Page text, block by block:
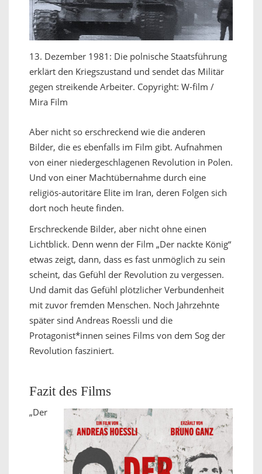
13. Dezember 1981: Die polnische Staatsführung
erklärt den Kriegszustand und sendet das Militär
gegen streikende Arbeiter. Copyright: W-film /
Mira Film
Aber nicht so erschreckend wie die anderen
Bilder, die es ebenfalls im Film gibt. Aufnahmen
von einer niedergeschlagenen Revolution in Polen.
Und von einer Machtübernahme durch eine
religiös-autoritäre Elite im Iran, deren Folgen sich
dort noch heute finden.
Erschreckende Bilder, aber nicht ohne einen
Lichtblick. Denn wenn der Film „Der nackte König“
etwas zeigt, dann, dass es fast unmöglich zu sein
scheint, das Gefühl der Revolution zu vergessen.
Und damit das Gefühl plötzlicher Verbundenheit
mit zuvor fremden Menschen. Noch Jahrzehnte
später sind Andreas Roessli und die
Protagonist*innen seines Films von dem Sog der
Revolution fasziniert.
Fazit des Films
„Der